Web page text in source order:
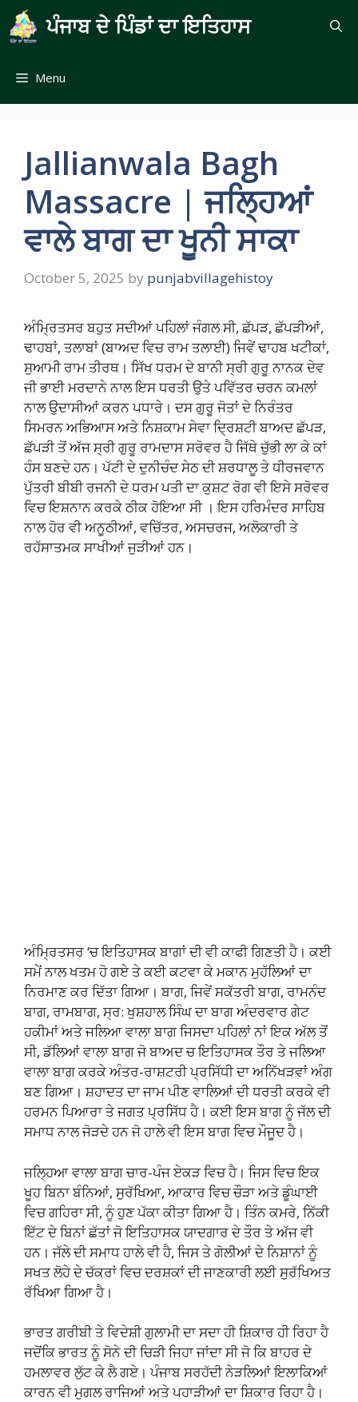
Skip
to
content
ਪੰਜਾਬ ਦੇ ਪਿੰਡਾਂ ਦਾ ਇਤਿਹਾਸ
Menu
Jallianwala Bagh
Massacre | ਜਲ੍ਹਿਆਂ
ਵਾਲੇ ਬਾਗ ਦਾ ਖੂਨੀ ਸਾਕਾ
October 5, 2025 by punjabvillagehistoy
ਅੰਮ੍ਰਿਤਸਰ ਬਹੁਤ ਸਦੀਆਂ ਪਹਿਲਾਂ ਜੰਗਲ ਸੀ, ਛੱਪੜ, ਛੱਪੜੀਆਂ,
ਢਾਹਬਾਂ, ਤਲਾਬਾਂ (ਬਾਅਦ ਵਿਚ ਰਾਮ ਤਲਾਈ) ਜਿਵੇਂ ਢਾਹਬ ਖਟੀਕਾਂ,
ਸੁਆਮੀ ਰਾਮ ਤੀਰਥ। ਸਿੱਖ ਧਰਮ ਦੇ ਬਾਨੀ ਸ੍ਰੀ ਗੁਰੂ ਨਾਨਕ ਦੇਵ
ਜੀ ਭਾਈ ਮਰਦਾਨੇ ਨਾਲ ਇਸ ਧਰਤੀ ਉਤੇ ਪਵਿੱਤਰ ਚਰਨ ਕਮਲਾਂ
ਨਾਲ ਉਦਾਸੀਆਂ ਕਰਨ ਪਧਾਰੇ। ਦਸ ਗੁਰੂ ਜੋਤਾਂ ਦੇ ਨਿਰੰਤਰ
ਸਿਮਰਨ ਅਭਿਆਸ ਅਤੇ ਨਿਸ਼ਕਾਮ ਸੇਵਾ ਦ੍ਰਿਸ਼ਟੀ ਬਾਅਦ ਛੱਪੜ,
ਛੱਪੜੀ ਤੋਂ ਅੱਜ ਸ੍ਰੀ ਗੁਰੂ ਰਾਮਦਾਸ ਸਰੋਵਰ ਹੈ ਜਿੱਥੇ ਚੁੱਭੀ ਲਾ ਕੇ ਕਾਂ
ਹੰਸ ਬਣਦੇ ਹਨ। ਪੱਟੀ ਦੇ ਦੁਨੀਚੰਦ ਸੇਠ ਦੀ ਸ਼ਰਧਾਲੂ ਤੇ ਧੀਰਜਵਾਨ
ਪੁੱਤਰੀ ਬੀਬੀ ਰਜਨੀ ਦੇ ਧਰਮ ਪਤੀ ਦਾ ਕੁਸ਼ਟ ਰੋਗ ਵੀ ਇਸੇ ਸਰੋਵਰ
ਵਿਚ ਇਸ਼ਨਾਨ ਕਰਕੇ ਠੀਕ ਹੋਇਆ ਸੀ । ਇਸ ਹਰਿਮੰਦਰ ਸਾਹਿਬ
ਨਾਲ ਹੋਰ ਵੀ ਅਨੂਠੀਆਂ, ਵਚਿੱਤਰ, ਅਸਚਰਜ, ਅਲੋਕਾਰੀ ਤੇ
ਰਹੱਸਾਤਮਕ ਸਾਖੀਆਂ ਜੁੜੀਆਂ ਹਨ।
ਅੰਮ੍ਰਿਤਸਰ ‘ਚ ਇਤਿਹਾਸਕ ਬਾਗਾਂ ਦੀ ਵੀ ਕਾਫੀ ਗਿਣਤੀ ਹੈ। ਕਈ
ਸਮੇਂ ਨਾਲ ਖਤਮ ਹੋ ਗਏ ਤੇ ਕਈ ਕਟਵਾ ਕੇ ਮਕਾਨ ਮੁਹੱਲਿਆਂ ਦਾ
ਨਿਰਮਾਣ ਕਰ ਦਿੱਤਾ ਗਿਆ। ਬਾਗ, ਜਿਵੇਂ ਸਕੱਤਰੀ ਬਾਗ, ਰਾਮਨੰਦ
ਬਾਗ, ਰਾਮਬਾਗ, ਸ੍ਰ: ਖੁਸ਼ਹਾਲ ਸਿੰਘ ਦਾ ਬਾਗ ਅੰਦਰਵਾਰ ਗੇਟ
ਹਕੀਮਾਂ ਅਤੇ ਜਲਿਆ ਵਾਲਾ ਬਾਗ ਜਿਸਦਾ ਪਹਿਲਾਂ ਨਾਂ ਇਕ ਅੱਲ ਤੋਂ
ਸੀ, ਡੱਲਿਆਂ ਵਾਲਾ ਬਾਗ ਜੋ ਬਾਅਦ ਚ ਇਤਿਹਾਸਕ ਤੌਰ ਤੇ ਜਲਿਆ
ਵਾਲਾ ਬਾਗ ਕਰਕੇ ਅੰਤਰ-ਰਾਸ਼ਟਰੀ ਪ੍ਰਸਿੱਧੀ ਦਾ ਅਨਿੱਖੜਵਾਂ ਅੰਗ
ਬਣ ਗਿਆ। ਸ਼ਹਾਦਤ ਦਾ ਜਾਮ ਪੀਣ ਵਾਲਿਆਂ ਦੀ ਧਰਤੀ ਕਰਕੇ ਵੀ
ਹਰਮਨ ਪਿਆਰਾ ਤੇ ਜਗਤ ਪ੍ਰਸਿੱਧ ਹੈ। ਕਈ ਇਸ ਬਾਗ ਨੂੰ ਜੱਲ ਦੀ
ਸਮਾਧ ਨਾਲ ਜੋੜਦੇ ਹਨ ਜੋ ਹਾਲੇ ਵੀ ਇਸ ਬਾਗ ਵਿਚ ਮੌਜੂਦ ਹੈ।
ਜਲ੍ਹਿਆ ਵਾਲਾ ਬਾਗ ਚਾਰ-ਪੰਜ ਏਕੜ ਵਿਚ ਹੈ। ਜਿਸ ਵਿਚ ਇਕ
ਖੂਹ ਬਿਨਾ ਬੰਨਿਆਂ, ਸੁਰੱਖਿਆ, ਆਕਾਰ ਵਿਚ ਚੌੜਾ ਅਤੇ ਡੂੰਘਾਈ
ਵਿਚ ਗਹਿਰਾ ਸੀ, ਨੂੰ ਹੁਣ ਪੱਕਾ ਕੀਤਾ ਗਿਆ ਹੈ। ਤਿੰਨ ਕਮਰੇ, ਨਿੱਕੀ
ਇੱਟ ਦੇ ਬਿਨਾਂ ਛੱਤਾਂ ਜੋ ਇਤਿਹਾਸਕ ਯਾਦਗਾਰ ਦੇ ਤੌਰ ਤੇ ਅੱਜ ਵੀ
ਹਨ। ਜੱਲੇ ਦੀ ਸਮਾਧ ਹਾਲੇ ਵੀ ਹੈ, ਜਿਸ ਤੇ ਗੋਲੀਆਂ ਦੇ ਨਿਸ਼ਾਨਾਂ ਨੂੰ
ਸਖਤ ਲੋਹੇ ਦੇ ਚੱਕਰਾਂ ਵਿਚ ਦਰਸ਼ਕਾਂ ਦੀ ਜਾਣਕਾਰੀ ਲਈ ਸੁਰੱਖਿਅਤ
ਰੱਖਿਆ ਗਿਆ ਹੈ।
ਭਾਰਤ ਗਰੀਬੀ ਤੇ ਵਿਦੇਸ਼ੀ ਗੁਲਾਮੀ ਦਾ ਸਦਾ ਹੀ ਸ਼ਿਕਾਰ ਹੀ ਰਿਹਾ ਹੈ
ਜਦੋਂਕਿ ਭਾਰਤ ਨੂੰ ਸੋਨੇ ਦੀ ਚਿੜੀ ਜਿਹਾ ਜਾਂਦਾ ਸੀ ਜੋ ਕਿ ਬਾਹਰ ਦੇ
ਹਮਲਾਵਰ ਲੁੱਟ ਕੇ ਲੈ ਗਏ। ਪੰਜਾਬ ਸਰਹੱਦੀ ਨੇੜਲਿਆਂ ਇਲਾਕਿਆਂ
ਕਾਰਨ ਵੀ ਮੁਗਲ ਰਾਜਿਆਂ ਅਤੇ ਪਹਾੜੀਆਂ ਦਾ ਸ਼ਿਕਾਰ ਰਿਹਾ ਹੈ।